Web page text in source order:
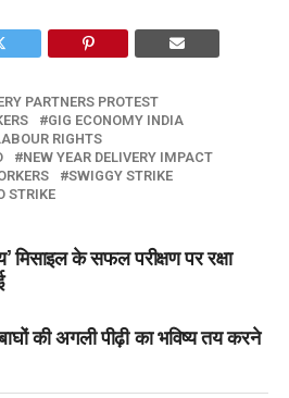
PARTNERS PROTEST
GIG ECONOMY INDIA
RIGHTS
NEW YEAR DELIVERY IMPACT
SWIGGY STRIKE
STRIKE
मिसाइल के सफल परीक्षण पर रक्षा
की अगली पीढ़ी का भविष्य तय करने